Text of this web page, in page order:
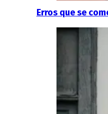
Erros que se